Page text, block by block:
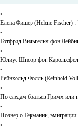
•
Елена Фишер (Helene Fischer) :
•
Готфрид Вильгельм фон
•
Юлиус Шнорр фон
•
Рейнхольд Фолль (Reinhold
•
По следам братьев Гримм или
•
Познер о Германии, эмиграции
•